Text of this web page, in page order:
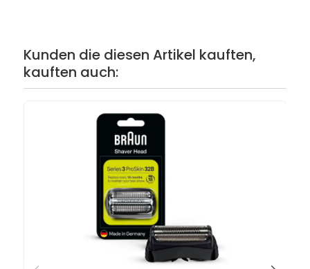
Kunden die diesen Artikel kauften,
kauften auch: